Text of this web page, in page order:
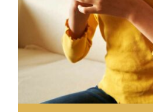
CONTACT
BLOG